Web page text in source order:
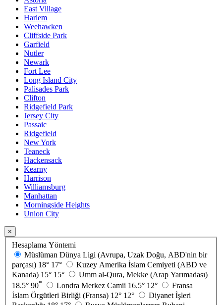
East Village
Harlem
Weehawken
Cliffside Park
Garfield
Nutler
Newark
Fort Lee
Long Island City
Palisades Park
Clifton
Ridgefield Park
Jersey City
Passaic
Ridgefield
New York
Teaneck
Hackensack
Kearny
Harrison
Williamsburg
Manhattan
Morningside Heights
Union City
×
Hesaplama Yöntemi
Müslüman Dünya Ligi (Avrupa, Uzak Doğu, ABD'nin bir
parçası) 18° 17°
Kuzey Amerika İslam Cemiyeti (ABD ve
Kanada) 15° 15°
Umm al-Qura, Mekke (Arap Yarımadası)
18.5° 90* Londra Merkez Camii 16.5° 12°
Fransa
İslam Örgütleri Birliği (Fransa) 12° 12°
Diyanet İşleri